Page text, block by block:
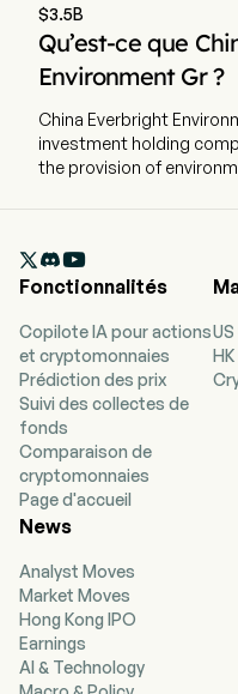
$3.5B
Qu’est-ce que
Environment Gr ?
China Everbright
investment holding
the provision of
Operation segment
and operation of waste-
treatment. The
and Operation segment
construction and
biomass utilisation
energy projects and
The Environmental
and Operation segment
construction and
plants, river-basin
protection technology
development,
technological services
firm also provides
grate furnace equipment.

Fonctionnalités
Copilote IA pour actions
et cryptomonnaies
Prédiction des prix
Suivi des collectes de
fonds
Comparaison de
cryptomonnaies
Page d'accueil
News
Analyst Moves
Market Moves
Hong Kong IPO
Earnings
AI & Technology